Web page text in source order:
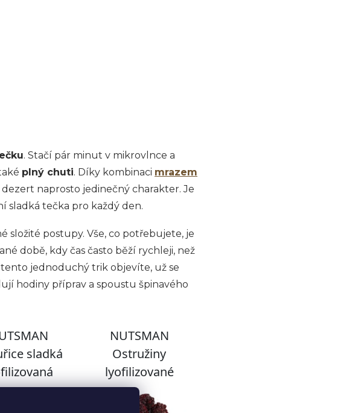
. Stačí pár minut v mikrovlnce a
plný chuti. Díky kombinaci mrazem
naprosto jedinečný charakter. Je
sladká tečka pro každý den.
složité postupy. Vše, co potřebujete, je
době, kdy čas často běží rychleji, než
jednoduchý trik objevíte, už se
hodiny příprav a spoustu špinavého